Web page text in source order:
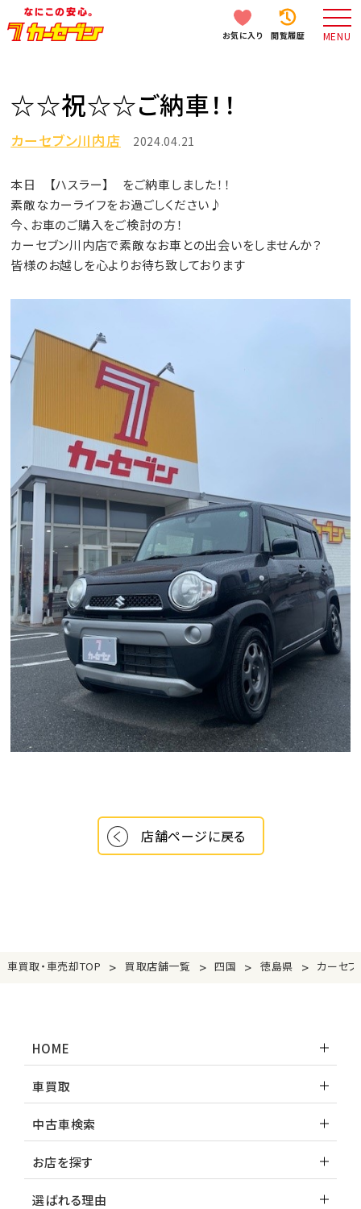
お気に入り 閲覧履歴 MENU
☆☆祝☆☆ご納車！！
カーセブン川内店 2024.04.21
本日 【ハスラー】 をご納車しました！！
素敵なカーライフをお過ごしください♪
今、お車のご購入をご検討の方！
カーセブン川内店で素敵なお車との出会いをしませんか？
皆様のお越しを心よりお待ち致しております
店舗ページに戻る
車買取・車売却TOP > 買取店舗一覧 > 四国 > 徳島県 > カーセ
HOME
車買取
中古車検索
お店を探す
選ばれる理由